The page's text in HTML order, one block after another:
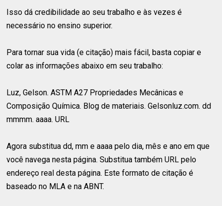
Isso dá credibilidade ao seu trabalho e às vezes é
necessário no ensino superior.
Para tornar sua vida (e citação) mais fácil, basta copiar e
colar as informações abaixo em seu trabalho:
Luz, Gelson. ASTM A27 Propriedades Mecânicas e
Composição Química. Blog de materiais. Gelsonluz.com. dd
mmmm. aaaa. URL
Agora substitua dd, mm e aaaa pelo dia, mês e ano em que
você navega nesta página. Substitua também URL pelo
endereço real desta página. Este formato de citação é
baseado no MLA e na ABNT.